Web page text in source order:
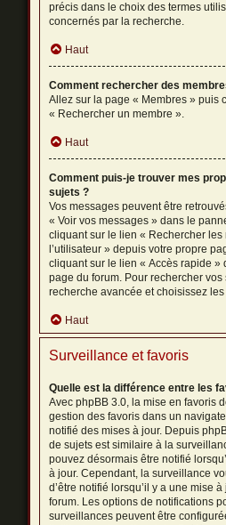
précis dans le choix des termes
concernés par la recherche.
Haut
Comment rechercher des
Allez sur la page « Membres » puis
« Rechercher un membre ».
Haut
Comment puis-je trouver mes
sujets ?
Vos messages peuvent être
« Voir vos messages » dans le
cliquant sur le lien « Rechercher les
l’utilisateur » depuis votre propre
cliquant sur le lien « Accès rapide »
page du forum. Pour rechercher
recherche avancée et choisissez
Haut
Surveillance et favoris
Quelle est la différence entre les
Avec phpBB 3.0, la mise en favoris
gestion des favoris dans un
notifié des mises à jour. Depuis
de sujets est similaire à la
pouvez désormais être notifié
à jour. Cependant, la surveillance
d’être notifié lorsqu’il y a une mise
forum. Les options de notifications
surveillances peuvent être